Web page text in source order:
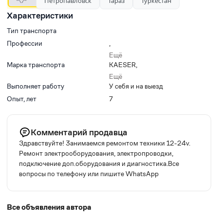
Характеристики
Тип транспорта
Профессии
,
,
,
,
Ещё
Марка транспорта
KAESER,
SDMIX
Ещё
Выполняет работу
У себя и на выезд
Опыт, лет
7
Комментарий продавца
Здравствуйте! 3анимаемся ремонтом техники 12-24v.
Ремонт электрооборудования, электропроводки,
подключение доп.оборудования и диагностика.Все
вопросы по телефону или пишите WhatsApp
Все объявления автора